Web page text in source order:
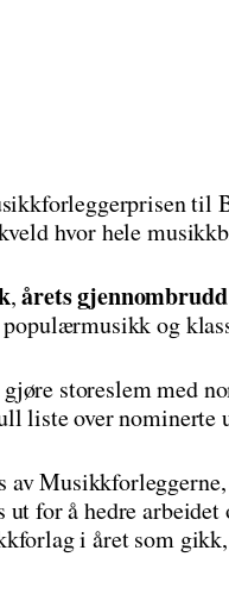
til
hvor hele
,årets gjennombrudd
og
storeslem med
liste over nominerte
for å hedre
i året som